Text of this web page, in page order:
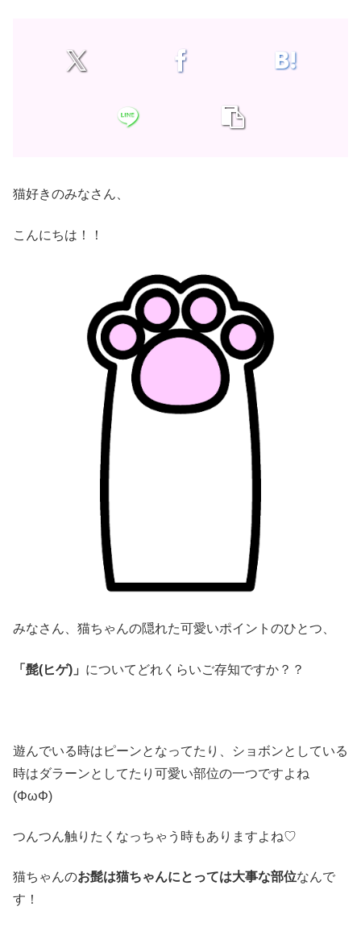
猫好きのみなさん、
こんにちは！！
みなさん、猫ちゃんの隠れた可愛いポイントのひとつ、
「髭(ヒゲ)」 についてどれくらいご存知ですか？？
遊んでいる時はピーンとなってたり、ショボンとしている
時はダラーンとしてたり可愛い部位の一つですよね
(ΦωΦ)
つんつん触りたくなっちゃう時もありますよね♡
猫ちゃんのお髭は猫ちゃんにとっては大事な部位なんで
す！